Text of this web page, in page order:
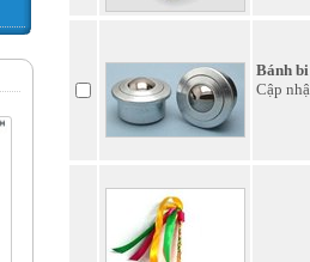
Bánh
Cập